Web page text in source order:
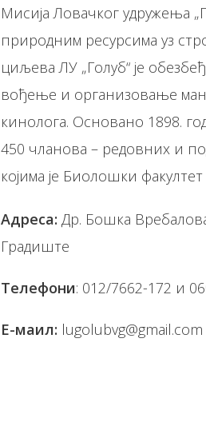
Мисија Ловачког удружења
природним ресурсима уз
циљева ЛУ „Голуб“ је
вођење и организовање
кинолога. Основано 1898.
450 чланова – редовних и
којима је Биолошки
Адреса: Др. Бошка
Градиште
Телефони: 012/7662-172 и
Е-маил: lugolubvg@gmail.com